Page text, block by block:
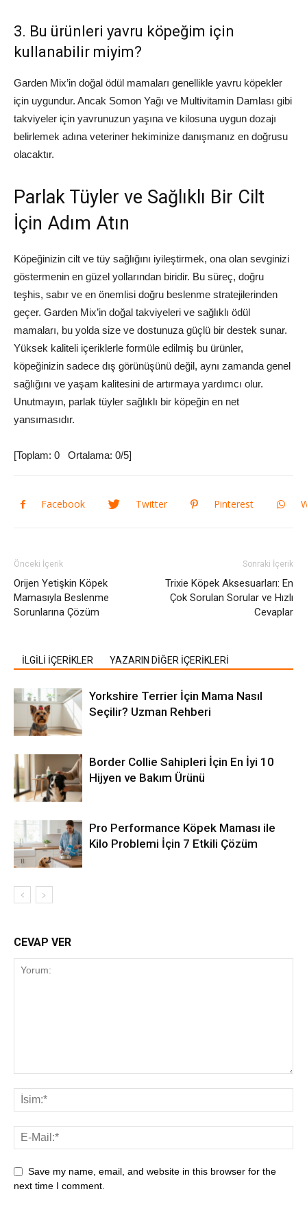
3. Bu ürünleri yavru köpeğim için
kullanabilir miyim?
Garden Mix’in doğal ödül mamaları genellikle yavru köpekler
için uygundur. Ancak Somon Yağı ve Multivitamin Damlası gibi
takviyeler için yavrunuzun yaşına ve kilosuna uygun dozajı
belirlemek adına veteriner hekiminize danışmanız en doğrusu
olacaktır.
Parlak Tüyler ve Sağlıklı Bir Cilt
İçin Adım Atın
Köpeğinizin cilt ve tüy sağlığını iyileştirmek, ona olan sevginizi
göstermenin en güzel yollarından biridir. Bu süreç, doğru
teşhis, sabır ve en önemlisi doğru beslenme stratejilerinden
geçer. Garden Mix’in doğal takviyeleri ve sağlıklı ödül
mamaları, bu yolda size ve dostunuza güçlü bir destek sunar.
Yüksek kaliteli içeriklerle formüle edilmiş bu ürünler,
köpeğinizin sadece dış görünüşünü değil, aynı zamanda genel
sağlığını ve yaşam kalitesini de artırmaya yardımcı olur.
Unutmayın, parlak tüyler sağlıklı bir köpeğin en net
yansımasıdır.
[Toplam: 0 Ortalama: 0/5]
Facebook Twitter Pinterest
Önceki İçerik
Orijen Yetişkin Köpek
Mamasıyla Beslenme
Sorunlarına Çözüm
Sonraki İçerik
Trixie Köpek Aksesuarları: En
Çok Sorulan Sorular ve Hızlı
Cevaplar
İLGİLİ İÇERİKLER YAZARIN DİĞER İÇERİKLERİ
Yorkshire Terrier İçin Mama Nasıl
Seçilir? Uzman Rehberi
Border Collie Sahipleri İçin En İyi 10
Hijyen ve Bakım Ürünü
Pro Performance Köpek Maması ile
Kilo Problemi İçin 7 Etkili Çözüm
CEVAP VER
Save my name, email, and website in this browser for the
next time I comment.